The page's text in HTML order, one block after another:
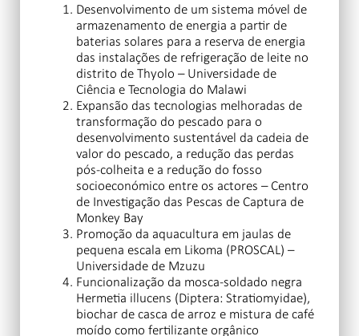
Desenvolvimento de um sistema móvel de
armazenamento de energia a partir de
baterias solares para a reserva de energia
das instalações de refrigeração de leite no
distrito de Thyolo – Universidade de
Ciência e Tecnologia do Malawi
Expansão das tecnologias melhoradas de
transformação do pescado para o
desenvolvimento sustentável da cadeia de
valor do pescado, a redução das perdas
pós-colheita e a redução do fosso
socioeconómico entre os actores – Centro
de Investigação das Pescas de Captura de
Monkey Bay
Promoção da aquacultura em jaulas de
pequena escala em Likoma (PROSCAL) –
Universidade de Mzuzu
Funcionalização da mosca-soldado negra
Hermetia illucens (Diptera: Stratiomyidae),
biochar de casca de arroz e mistura de café
moído como fertilizante orgânico